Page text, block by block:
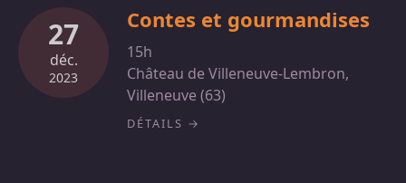
27
déc.
2023
Contes et gourmandises
15h
Château de Villeneuve-Lembron,
Villeneuve (63)
DÉTAILS